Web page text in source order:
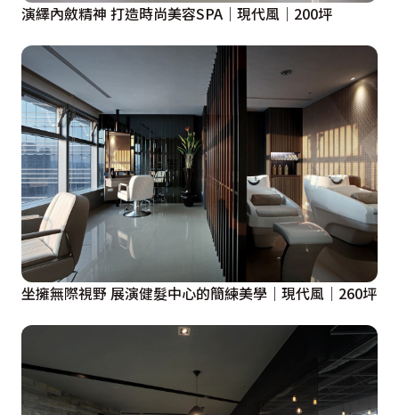
演繹內斂精神 打造時尚美容SPA｜現代風｜200坪
坐擁無際視野 展演健髮中心的簡練美學｜現代風｜260坪